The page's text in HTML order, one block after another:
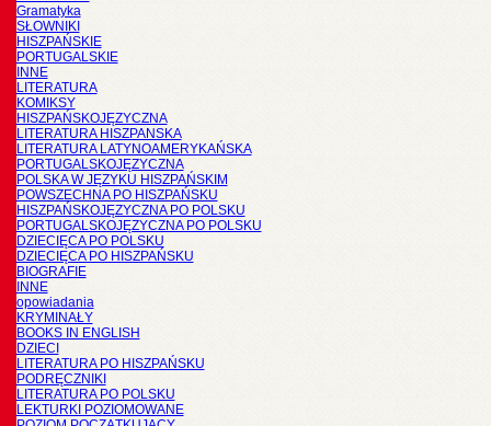
Gramatyka
SŁOWNIKI
HISZPAŃSKIE
PORTUGALSKIE
INNE
LITERATURA
KOMIKSY
HISZPAŃSKOJĘZYCZNA
LITERATURA HISZPANSKA
LITERATURA LATYNOAMERYKAŃSKA
PORTUGALSKOJĘZYCZNA
POLSKA W JĘZYKU HISZPAŃSKIM
POWSZECHNA PO HISZPAŃSKU
HISZPAŃSKOJĘZYCZNA PO POLSKU
PORTUGALSKOJĘZYCZNA PO POLSKU
DZIECIĘCA PO POLSKU
DZIECIĘCA PO HISZPAŃSKU
BIOGRAFIE
INNE
opowiadania
KRYMINAŁY
BOOKS IN ENGLISH
DZIECI
LITERATURA PO HISZPAŃSKU
PODRĘCZNIKI
LITERATURA PO POLSKU
LEKTURKI POZIOMOWANE